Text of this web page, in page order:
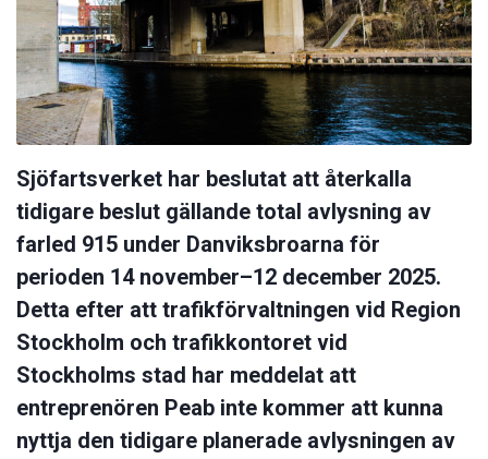
Sjöfartsverket har beslutat att återkalla
tidigare beslut gällande total avlysning av
farled 915 under Danviksbroarna för
perioden 14 november–12 december 2025.
Detta efter att trafikförvaltningen vid Region
Stockholm och trafikkontoret vid
Stockholms stad har meddelat att
entreprenören Peab inte kommer att kunna
nyttja den tidigare planerade avlysningen av